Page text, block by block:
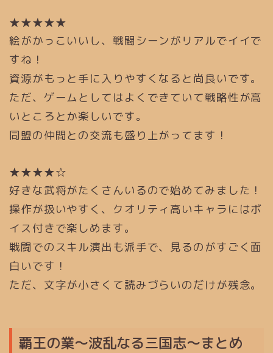
★★★★★
絵がかっこいいし、戦闘シーンがリアルでイイで
すね！
資源がもっと手に入りやすくなると尚良いです。
ただ、ゲームとしてはよくできていて戦略性が高
いところとか楽しいです。
同盟の仲間との交流も盛り上がってます！
★★★★☆
好きな武将がたくさんいるので始めてみました！
操作が扱いやすく、クオリティ高いキャラにはボ
イス付きで楽しめます。
戦闘でのスキル演出も派手で、見るのがすごく面
白いです！
ただ、文字が小さくて読みづらいのだけが残念。
覇王の業～波乱なる三国志～まとめ